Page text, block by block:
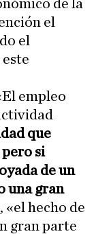
de la
el
el
empleo
que
si
de un
una gran
«el hecho de
gran parte